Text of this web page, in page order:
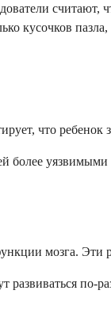
считают,
кусочков
что
более
мозга. Эти
по-